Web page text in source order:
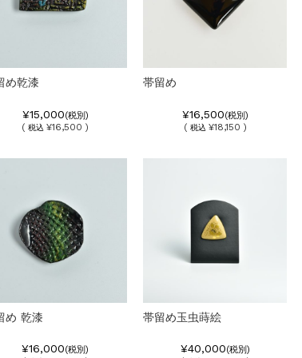
め乾漆
¥15,000(税別)
(税込 ¥16,500 )
帯留め
¥16,500(税別)
( 税込 ¥18,150 )
め 乾漆
¥16,000(税別)
帯留め玉虫蒔絵
¥40,000(税別)